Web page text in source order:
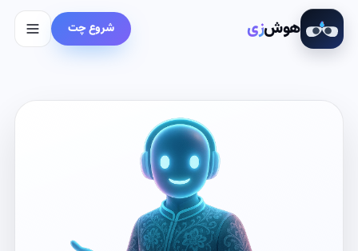
هوش‌زی شروع چت